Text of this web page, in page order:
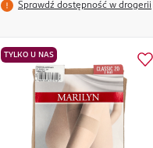
Sprawdź dostępność w drogerii
TYLKO U NAS